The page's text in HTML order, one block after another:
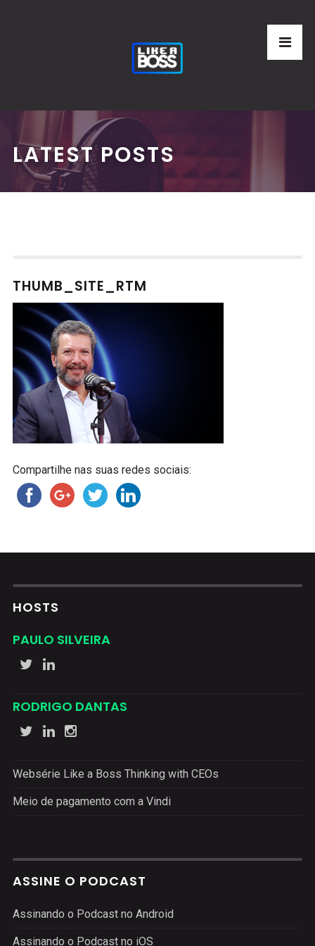
LATEST POSTS
THUMB_SITE_RTM
Compartilhe nas suas redes sociais:
HOSTS
PAULO SILVEIRA
RODRIGO DANTAS
Websérie Like a Boss Thinking with CEOs
Meio de pagamento com a Vindi
ASSINE O PODCAST
Assinando o Podcast no Android
Assinando o Podcast no iOS